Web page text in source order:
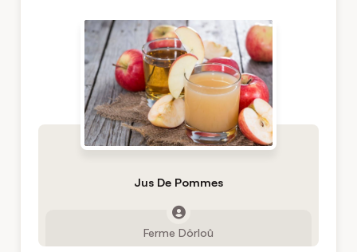
Jus De Pommes
Ferme Dôrloû